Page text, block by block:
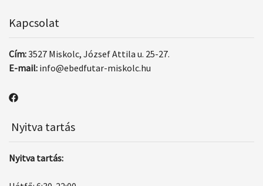
Kapcsolat
Cím:3527 Miskolc, József Attila u. 25-27.
E-mail: info@ebedfutar-miskolc.hu
Nyitva tartás
Nyitva tartás: